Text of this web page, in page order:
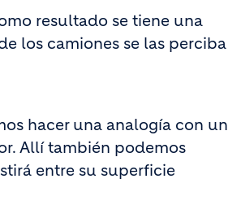
resultado se tiene una
los camiones se las perciba
hacer una analogía con un
Allí también podemos
entre su superficie